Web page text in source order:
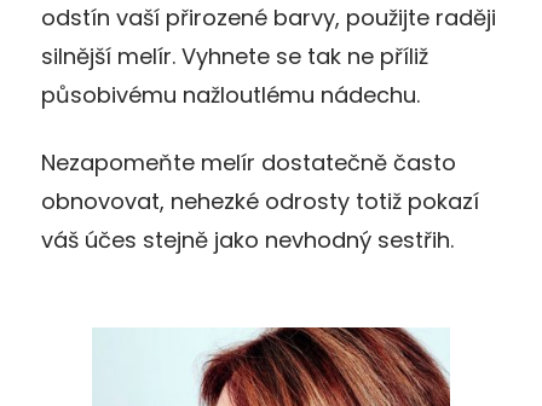
odstín vaší přirozené barvy, použijte raději
silnější melír. Vyhnete se tak ne příliž
působivému nažloutlému nádechu.
Nezapomeňte melír dostatečně často
obnovovat, nehezké odrosty totiž pokazí
váš účes stejně jako nevhodný sestřih.